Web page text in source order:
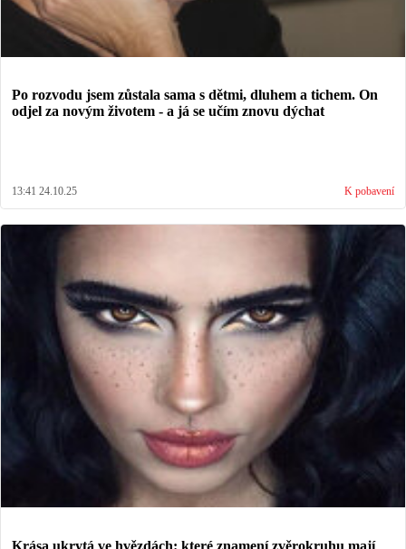
Po rozvodu jsem zůstala sama s dětmi, dluhem a tichem. On
odjel za novým životem - a já se učím znovu dýchat
13:41 24.10.25 K pobavení
Krása ukrytá ve hvězdách: které znamení zvěrokruhu mají